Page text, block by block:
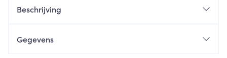
Beschrijving
Gegevens